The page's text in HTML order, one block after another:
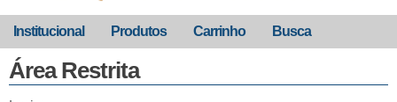
Institucional Produtos Carrinho Busca
Área Restrita